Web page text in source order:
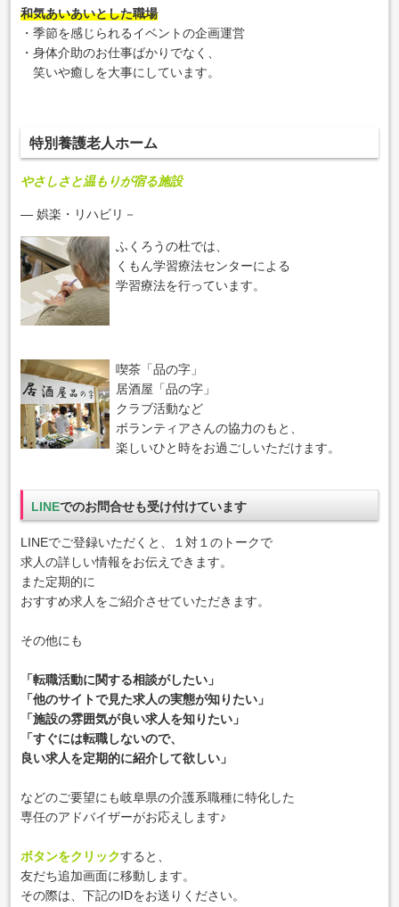
和気あいあいとした職場
・季節を感じられるイベントの企画運営
・身体介助のお仕事ばかりでなく、
笑いや癒しを大事にしています。
特別養護老人ホーム
やさしさと温もりが宿る施設
― 娯楽・リハビリ －
ふくろうの杜では、
くもん学習療法センターによる
学習療法を行っています。
喫茶「品の字」
居酒屋「品の字」
クラブ活動など
ボランティアさんの協力のもと、
楽しいひと時をお過ごしいただけます。
LINEでのお問合せも受け付けています
LINEでご登録いただくと、１対１のトークで
求人の詳しい情報をお伝えできます。
また定期的に
おすすめ求人をご紹介させていただきます。
その他にも
「転職活動に関する相談がしたい」
「他のサイトで見た求人の実態が知りたい」
「施設の雰囲気が良い求人を知りたい」
「すぐには転職しないので、
良い求人を定期的に紹介して欲しい」
などのご要望にも岐阜県の介護系職種に特化した
専任のアドバイザーがお応えします♪
ボタンをクリックすると、
友だち追加画面に移動します。
その際は、下記のIDをお送りください。